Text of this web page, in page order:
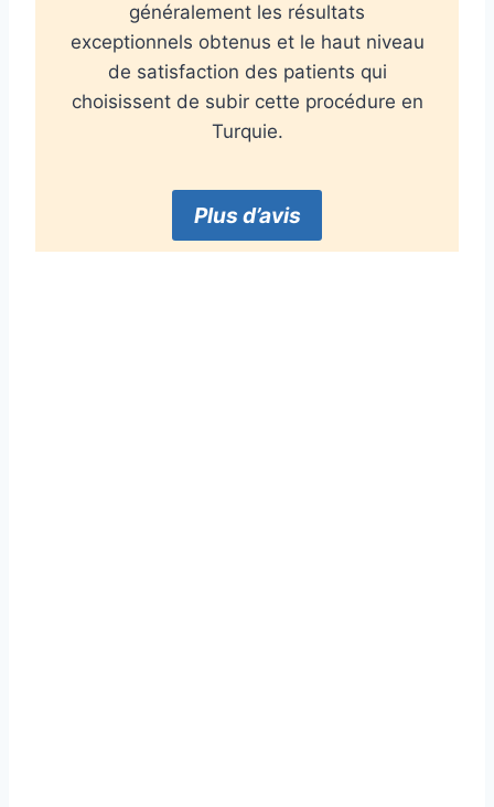
généralement les résultats
exceptionnels obtenus et le haut niveau
de satisfaction des patients qui
choisissent de subir cette procédure en
Turquie.
Plus d’avis